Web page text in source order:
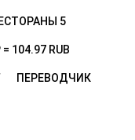
5
= 104.97 RUB
ПЕРЕВОДЧИК